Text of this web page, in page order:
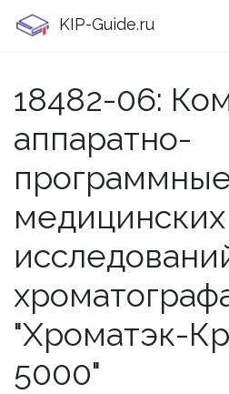
KIP-Guide.ru
18482-06:
аппаратно-
медицинских
"Хроматэк-
5000"